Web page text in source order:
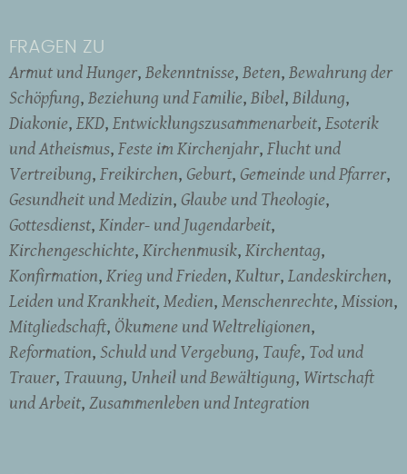
FRAGEN ZU
Armut und Hunger Bekenntnisse Beten Bewahrung der
Schöpfung Beziehung und Familie Bibel Bildung
Diakonie EKD Entwicklungszusammenarbeit Esoterik
und Atheismus Feste im Kirchenjahr Flucht und
Vertreibung Freikirchen Geburt Gemeinde und Pfarrer
Gesundheit und Medizin Glaube und Theologie
Gottesdienst Kinder- und Jugendarbeit
Kirchengeschichte Kirchenmusik Kirchentag
Konfirmation Krieg und Frieden Kultur Landeskirchen
Leiden und Krankheit Medien Menschenrechte Mission
Mitgliedschaft Ökumene und Weltreligionen
Reformation Schuld und Vergebung Taufe Tod und
Trauer Trauung Unheil und Bewältigung Wirtschaft
und Arbeit Zusammenleben und Integration